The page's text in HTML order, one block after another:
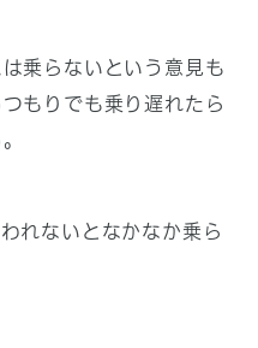
乗らないという意見も
もりでも乗り遅れたら
れないとなかなか乗ら